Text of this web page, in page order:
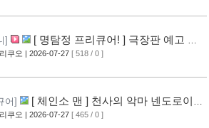
]
[ 명탐정 프리큐어! ] 극장판 예고 영
개
[10]
쿠오 | 2026-07-27 [ 518 / 0 ]
어]
[ 체인소 맨 ] 천사의 악마 넨도로이드
[11]
쿠오 | 2026-07-27 [ 465 / 0 ]